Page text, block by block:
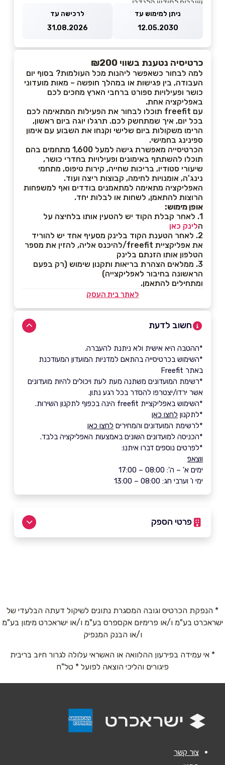
שוברים לחודש קלנדרי
ניתן למימוש עד
12.05.2030
לרכישה עד
31.08.2026
כרטיסיה נטענת בשווי ₪200
למה לבחור כשאפשר ליהנות מכל העולמות? בסוף יום
העבודה, בין פגישות או במהלך חופשה – מאות מועדוני
כושר ופעילויות ספורט ברחבי הארץ מחכים לכם
באפליקציה אחת.
עם freefit תוכלו לבחור את הפעילות המתאימה לכם
בכל יום, איך שמתחשק לכם. תרגלו יוגה ביום ראשון,
הרימו משקולות ביום שלישי וקנחו את השבוע עם אימון
ספינינג בחמישי.
הכרטיסייה מאפשרת גישה למעל 1,600 מתחמים בהם
תוכלו להשתתף באימונים ופעילויות בחדרי כושר,
שיעורי סטודיו, בריכות שחייה, קירות טיפוס, מתחמי
נינג'ה, אומנויות לחימה, קבוצות ריצה ועוד.
האפליקציה מתאימה למתאמנים בודדים ואף למשפחות
הרוצות להתאמן, לשחות או לבלות יחד.
אופן מימוש:
1. לאחר קבלת הקוד יש להטעין אותו בלחיצה על
הלינק כאן
2. לאחר הטענת הקוד בלינק מסעיף אחד יש להוריד
את אפליקציית freefit/להיכנס אליה, להזין את מספר
הטלפון אותו הזנתם בלינק
3. ממלאים הצהרת בריאות ותקנון שימוש (רק בפעם
הראשונה בחיבור לאפליקצייה)
ומתחילים להתאמן.
לאתר בית העסק
חשוב לדעת
*ההטבה היא אישית ולא ניתנת להעברה.
*השימוש בכרטיסייה בהתאם למדניות המועדון המעודכנת
באתר Freefit
*רשימת המועדונים משתנה מעת לעת ויכולים להיות מועדונים
אשר ירדו/יצטרפו להסדר בכל רגע נתון.
*השימוש באפליקציית freefit הינה בכפוף לתקנון השירות.
*לתקנון לחצו כאן
*לרשימת המועדונים והמחירים לחצו כאן
*הכניסה למועדונים השונים באמצעות האפליקציה בלבד.
*לפרטים נוספים דברו איתנו:
ווצאפ
ימים א' – ה': 08:00 – 17:00
ימי ו' וערבי חג: 08:00 – 13:00
פרטי הספק
שם מלא*
טלפון*
נושא*
* הנפקת הכרטיס וגובה המסגרת נתונים לשיקול דעתה הבלעדי של
ישראכרט בע"מ ו/או פרימיום אקספרס בע"מ ו/או ישראכרט מימון בע"מ
ו/או הבנק המנפיק
* אי עמידה בפירעון ההלוואה או האשראי עלולה לגרור חיוב בריבית
פיגורים והליכי הוצאה לפועל * טל"ח
צור קשר